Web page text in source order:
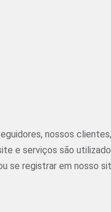
nossos
e serviços são
se registrar em nosso